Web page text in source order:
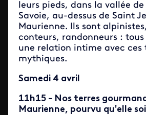
leurs pieds, dans la vallée
Savoie, au-dessus de Saint
Maurienne. Ils sont
conteurs, randonneurs :
une relation intime avec ces
mythiques.
Samedi 4 avril
11h15 - Nos terres
Maurienne, pourvu qu'elle